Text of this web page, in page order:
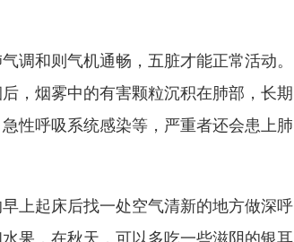
调和则气机通畅，五脏才能正常活动。
，烟雾中的有害颗粒沉积在肺部，长期
性呼吸系统感染等，严重者还会患上肺
上起床后找一处空气清新的地方做深呼